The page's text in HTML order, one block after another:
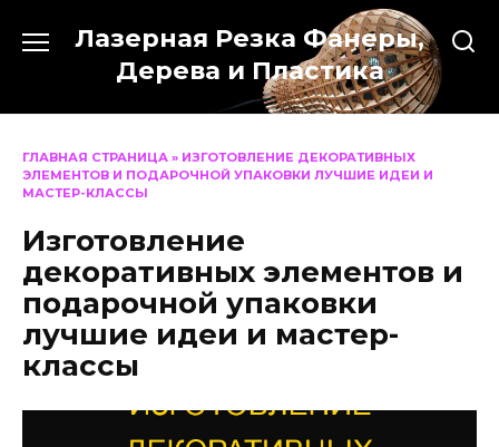
содержанию
Лазерная Резка Фанеры,
Дерева и Пластика
ГЛАВНАЯ СТРАНИЦА » ИЗГОТОВЛЕНИЕ ДЕКОРАТИВНЫХ
ЭЛЕМЕНТОВ И ПОДАРОЧНОЙ УПАКОВКИ ЛУЧШИЕ ИДЕИ И
МАСТЕР-КЛАССЫ
Изготовление
декоративных элементов и
подарочной упаковки
лучшие идеи и мастер-
классы